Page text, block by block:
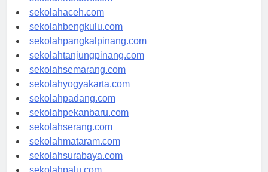
sekolahmedan.com
sekolahaceh.com
sekolahbengkulu.com
sekolahpangkalpinang.com
sekolahtanjungpinang.com
sekolahsemarang.com
sekolahyogyakarta.com
sekolahpadang.com
sekolahpekanbaru.com
sekolahserang.com
sekolahmataram.com
sekolahsurabaya.com